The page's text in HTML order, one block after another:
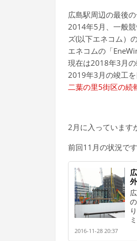
広島駅周辺の最後
2014年5月、一般
ズ(以下エネコム）
エネコムの「
現在は2018年3月
2019年3月の竣工
二葉の里5街区の続
2月に入っています
前回11月の状況です
2016-11-28 20:37